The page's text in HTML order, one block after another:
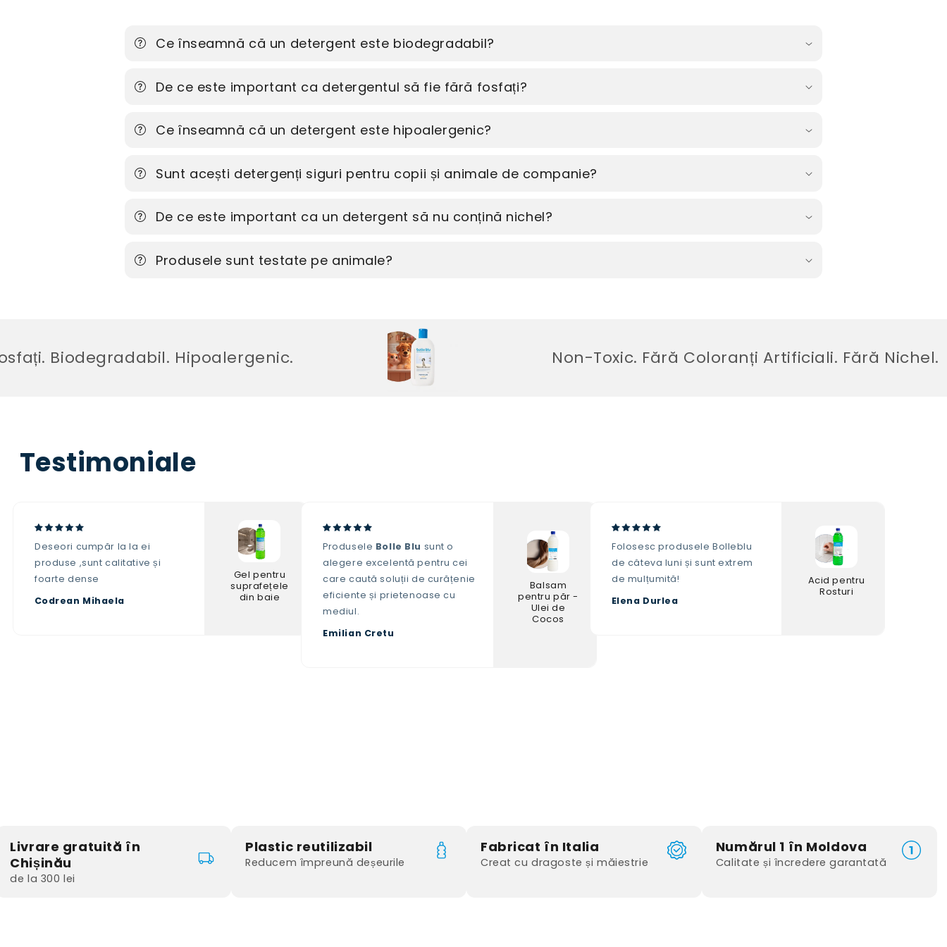
Ce înseamnă că un detergent este biodegradabil?
De ce este important ca detergentul să fie fără fosfați?
Ce înseamnă că un detergent este hipoalergenic?
Sunt acești detergenți siguri pentru copii și animale de companie?
De ce este important ca un detergent să nu conțină nichel?
Produsele sunt testate pe animale?
Hipoalergenic. Non-Toxic. Fără Coloranți Artificiali. Fără Nichel.
Testimoniale
Deseori cumpăr la la ei
produse ,sunt calitative și
foarte dense
Codrean Mihaela
Gel pentru
suprafețele
din baie
Produsele Bolle Blu sunt o
alegere excelentă pentru cei
care caută soluții de curățenie
eficiente și prietenoase cu
mediul.
Emilian Cretu
Balsam
pentru păr -
Ulei de
Cocos
Folosesc produsele Bolleblu
de câteva luni și sunt extrem
de mulțumită!
Elena Durlea
Acid pentru
Rosturi
Livrare gratuită în
Chișinău
de la 300 lei
Plastic reutilizabil
Reducem împreună deșeurile
Fabricat în Italia
Creat cu dragoste și măiestrie
Numărul 1 în Moldova
Calitate și încredere garantată